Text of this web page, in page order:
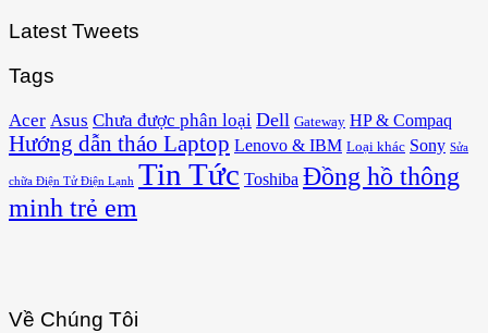
Latest Tweets
Tags
Acer Asus Chưa được phân loại Dell Gateway HP & Compaq
Hướng dẫn tháo Laptop Lenovo & IBM Loại khác Sony Sửa
chữa Điện Tử Điện Lạnh Tin Tức Toshiba Đồng hồ thông
minh trẻ em
Về Chúng Tôi